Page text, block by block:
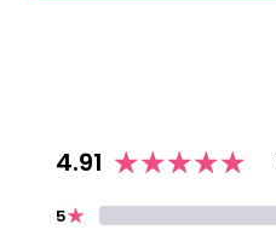
4.91
5★